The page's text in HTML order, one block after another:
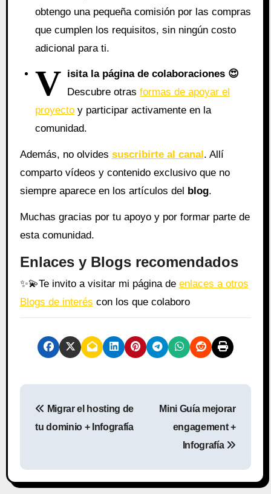
obtengo una pequeña comisión por las compras
que cumplen los requisitos, sin ningún costo
adicional para ti.
V isita la página de colaboraciones 😍
Descubre otrasformas de apoyar el
proyecto y participar activamente en la
comunidad.
Además, no olvides suscribirte al canal. Allí
comparto vídeos y contenido exclusivo que no
siempre aparece en los artículos del blog.
Muchas gracias por tu apoyo y por formar parte de
esta comunidad.
Enlaces y Blogs recomendados
✨💫Te invito a visitar mi página de enlaces a otros
Blogs de interés con los que colaboro
e
Migrar el hosting de
tu dominio + Infografía
Mini Guía mejorar
engagement +
Infografía